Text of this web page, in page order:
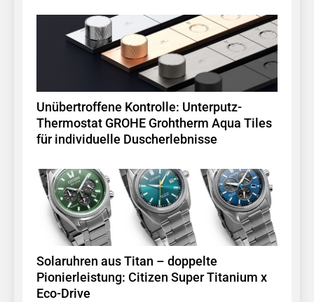
Unübertroffene Kontrolle: Unterputz-
Thermostat GROHE Grohtherm Aqua Tiles
für individuelle Duscherlebnisse
Solaruhren aus Titan – doppelte
Pionierleistung: Citizen Super Titanium x
Eco-Drive